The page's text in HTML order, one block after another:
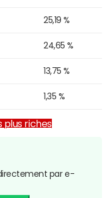
25,19 %
24,65 %
13,75 %
1,35 %
plus riches
par e-